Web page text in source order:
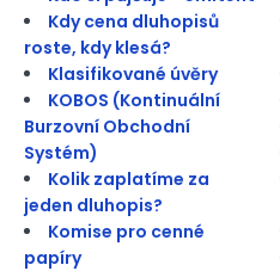
Kdy cena dluhopisů
roste, kdy klesá?
Klasifikované úvěry
KOBOS (Kontinuální
Burzovní Obchodní
Systém)
Kolik zaplatíme za
jeden dluhopis?
Komise pro cenné
papíry